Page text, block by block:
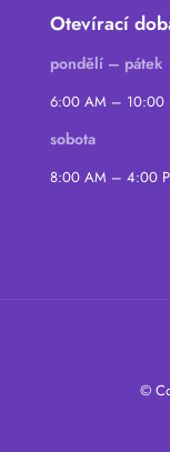
Otevírací
pondělí – pátek
6:00 AM – 10:00
sobota
8:00 AM – 4:00
©